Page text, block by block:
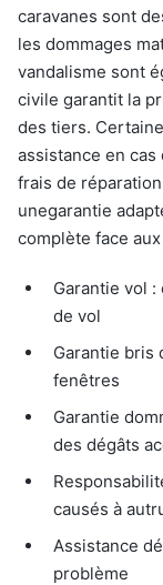
caravanes sont
les dommages
vandalisme sont
civile garantit la
des tiers.
assistance en
frais de
unegarantie
complète face
Garantie vol
de vol
Garantie bris
fenêtres
Garantie
des dégâts
causés à
Assistance
problème